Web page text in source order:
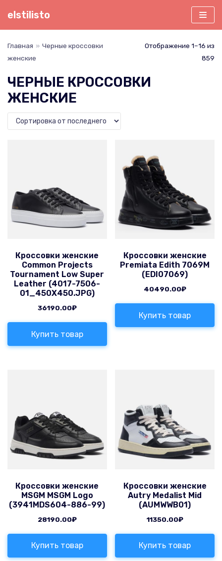
Перейти
elstilisto
Главная » Черные кроссовки
женские
Отображение 1–16 из
859
ЧЕРНЫЕ КРОССОВКИ
ЖЕНСКИЕ
Кроссовки женские
Common Projects
Tournament Low Super
Leather (4017-7506-
01_450X450.JPG)
36190.00₽
Купить товар
Кроссовки женские
Premiata Edith 7069M
(EDI07069)
40490.00₽
Купить товар
Кроссовки женские
MSGM MSGM Logo
(3941MDS604-886-99)
28190.00₽
Купить товар
Кроссовки женские
Autry Medalist Mid
(AUMWWB01)
11350.00₽
Купить товар